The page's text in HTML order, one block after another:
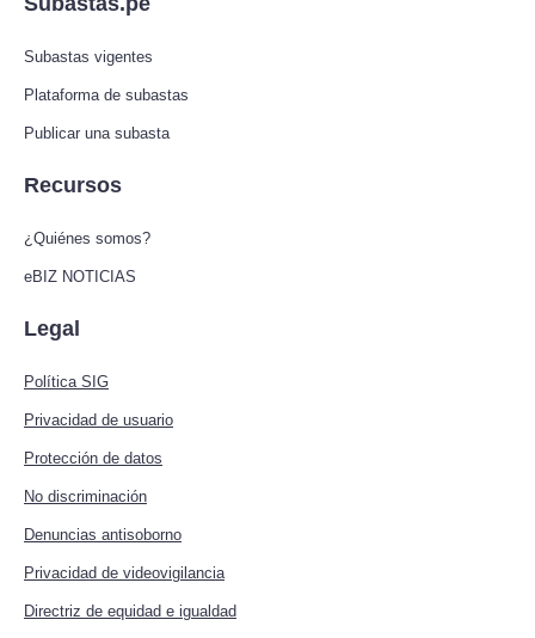
Subastas vigentes
Plataforma de subastas
Publicar una subasta
Recursos
¿Quiénes somos?
eBIZ NOTICIAS
Legal
Política SIG
Privacidad de usuario
Protección de datos
No discriminación
Denuncias antisoborno
Privacidad de videovigilancia
Directriz de equidad e igualdad